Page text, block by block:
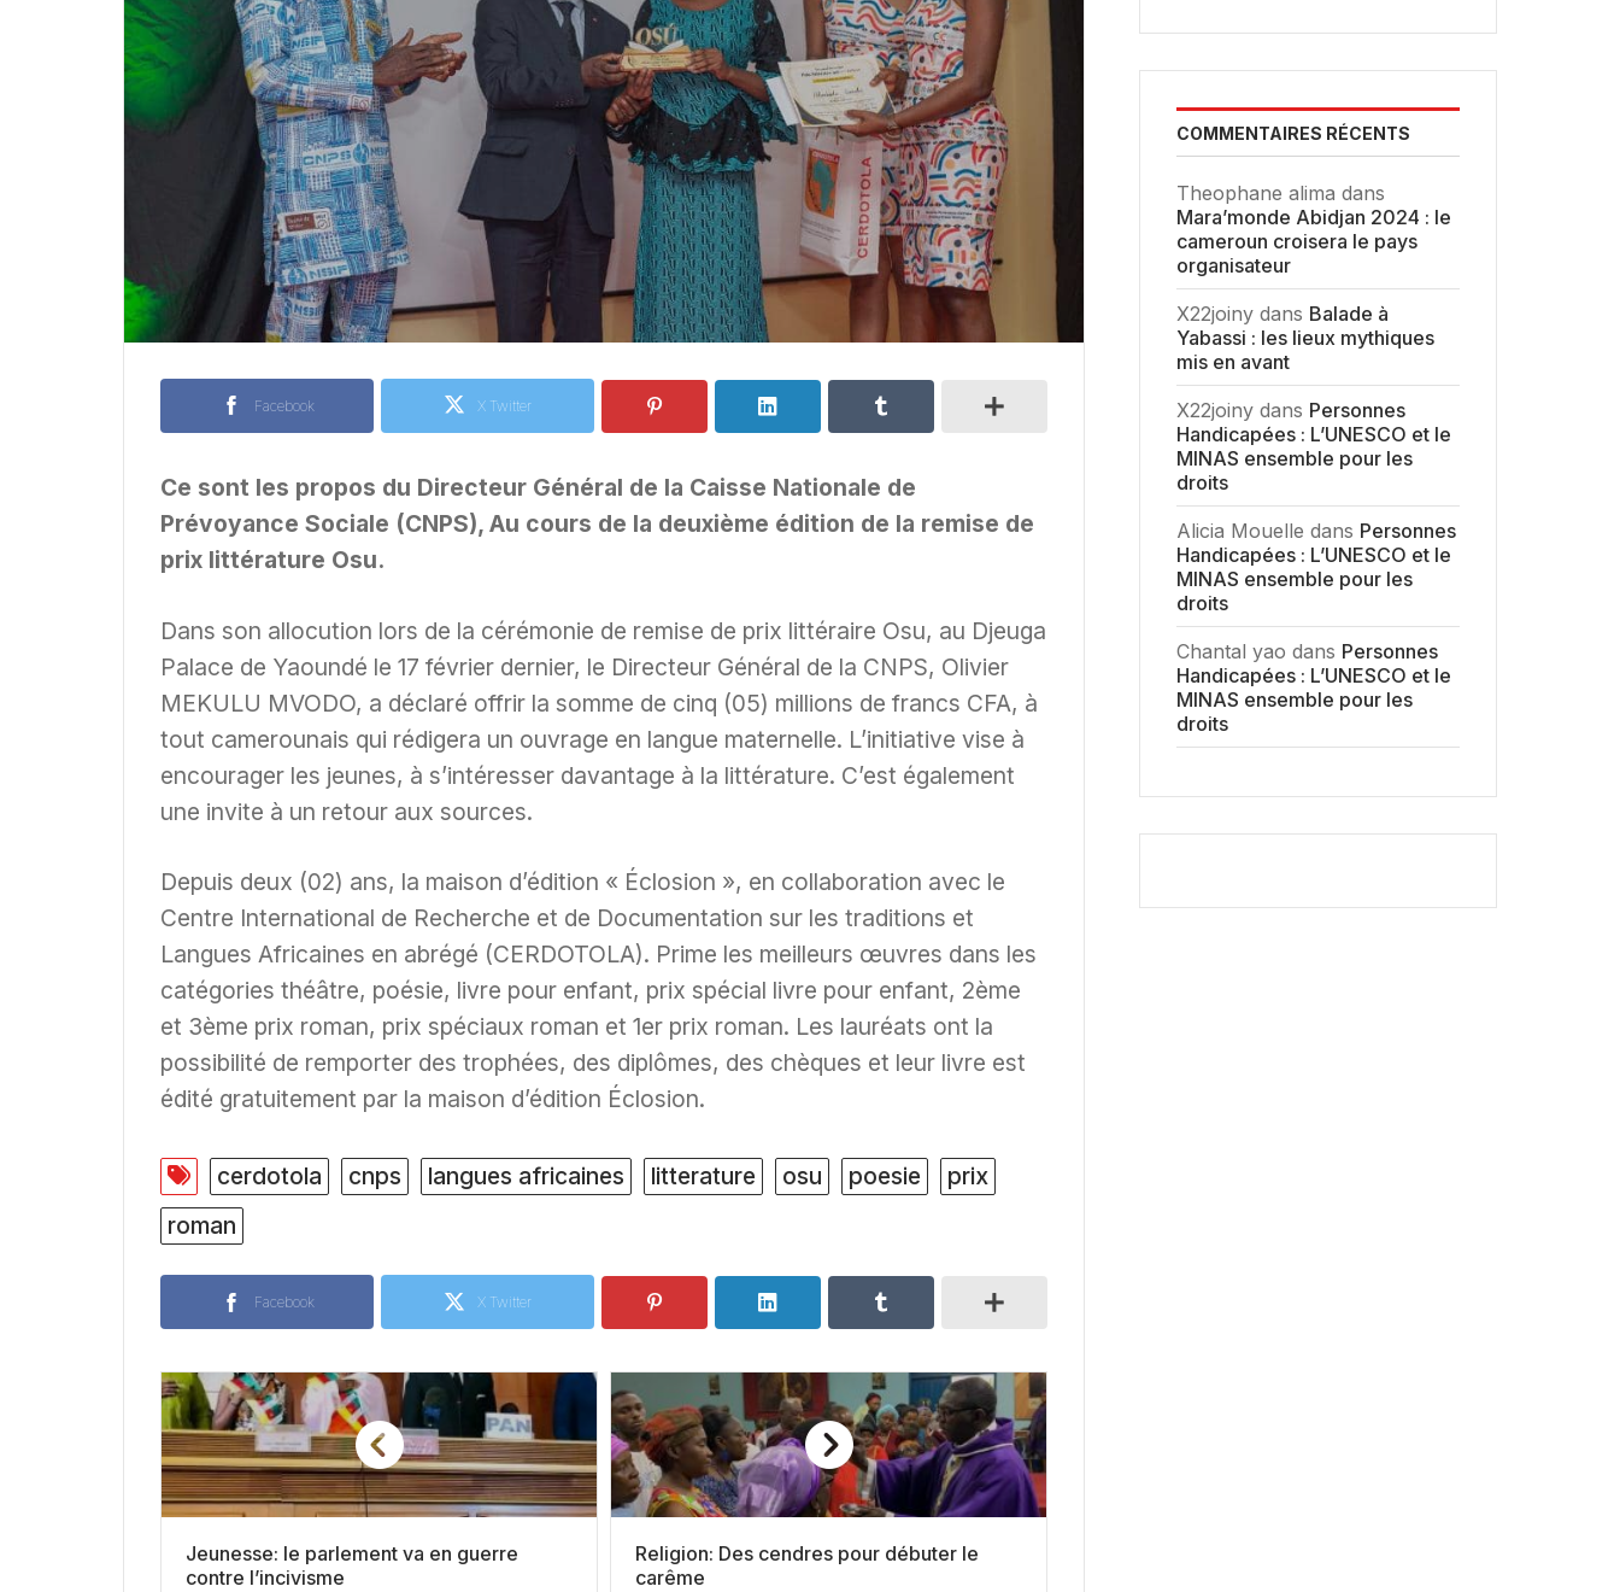
Facebook X Twitter
Ce sont les propos du Directeur Général de la Caisse Nationale de
Prévoyance Sociale (CNPS), Au cours de la deuxième édition de la remise de
prix littérature Osu.
Dans son allocution lors de la cérémonie de remise de prix littéraire Osu, au Djeuga
Palace de Yaoundé le 17 février dernier, le Directeur Général de la CNPS, Olivier
MEKULU MVODO, a déclaré offrir la somme de cinq (05) millions de francs CFA, à
tout camerounais qui rédigera un ouvrage en langue maternelle. L’initiative vise à
encourager les jeunes, à s’intéresser davantage à la littérature. C’est également
une invite à un retour aux sources.
Depuis deux (02) ans, la maison d’édition « Éclosion », en collaboration avec le
Centre International de Recherche et de Documentation sur les traditions et
Langues Africaines en abrégé (CERDOTOLA). Prime les meilleurs œuvres dans les
catégories théâtre, poésie, livre pour enfant, prix spécial livre pour enfant, 2ème
et 3ème prix roman, prix spéciaux roman et 1er prix roman. Les lauréats ont la
possibilité de remporter des trophées, des diplômes, des chèques et leur livre est
édité gratuitement par la maison d’édition Éclosion.
cerdotola cnps langues africaines litterature osu poesie
prix
roman
Facebook X Twitter
Jeunesse: le parlement va en guerre
contre l’incivisme
Religion: Des cendres pour débuter le
carême
COMMENTAIRES RÉCENTS
Theophane alima dans
Mara’monde Abidjan 2024 : le
cameroun croisera le pays
organisateur
X22joiny dans Balade à
Yabassi : les lieux mythiques
mis en avant
X22joiny dans Personnes
Handicapées : L’UNESCO et le
MINAS ensemble pour les
droits
Alicia Mouelle dans Personnes
Handicapées : L’UNESCO et le
MINAS ensemble pour les
droits
Chantal yao dans Personnes
Handicapées : L’UNESCO et le
MINAS ensemble pour les
droits